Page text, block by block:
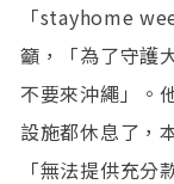
「stayhome
籲，「為了守護
不要來沖繩」。
設施都休息了，
「無法提供充